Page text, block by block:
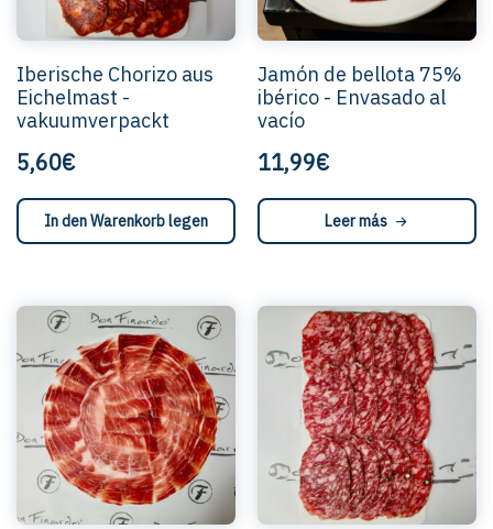
Iberische Chorizo aus
Eichelmast -
vakuumverpackt
5,60€
In den Warenkorb legen
Jamón de bellota 75%
ibérico - Envasado al
vacío
11,99€
Leer más